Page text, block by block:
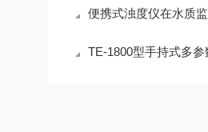
便携式浊度仪在水质监测中的应
TE-1800型手持式多参数水质检测仪：专注于pH、电导率与